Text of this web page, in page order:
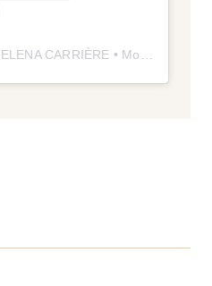
Ein Beitrag geteilt von ELENA CARRIÈRE • Moderatorin | Mental Health (@elenacarriere)